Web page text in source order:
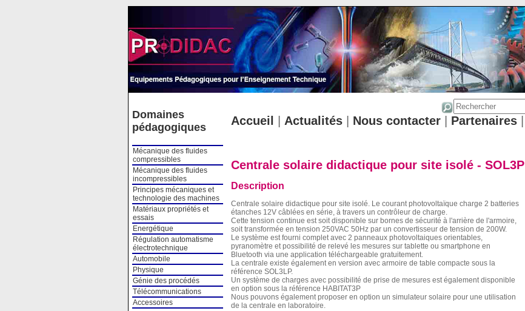
Domaines
pédagogiques
Mécanique des fluides
compressibles
Mécanique des fluides
incompressibles
Principes mécaniques et
technologie des machines
Matériaux propriétés et
essais
Energétique
Régulation automatisme
électrotechnique
Automobile
Physique
Génie des procédés
Télécommunications
Accessoires
Accueil Actualités| Nous contacter| Partenaires|
Centrale solaire didactique pour site isolé - SOL3P
Description
Centrale solaire didactique pour site isolé. Le courant photovoltaïque charge 2 batteries
étanches 12V câblées en série, à travers un contrôleur de charge.
Cette tension continue est soit disponible sur bornes de sécurité à l'arrière de l'armoire,
soit transformée en tension 250VAC 50Hz par un convertisseur de tension de 200W.
Le système est fourni complet avec 2 panneaux photovoltaiques orientables,
pyranomètre et possibilité de relevé les mesures sur tablette ou smartphone en
Bluetooth via une application téléchargeable gratuitement.
La centrale existe également en version avec armoire de table compacte sous la
référence SOL3LP.
Un système de charges avec possibilité de prise de mesures est également disponible
en option sous la référence HABITAT3P
Nous pouvons également proposer en option un simulateur solaire pour une utilisation
de la centrale en laboratoire.